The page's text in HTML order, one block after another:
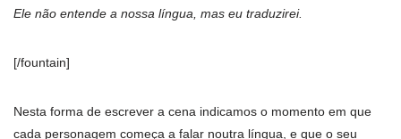
Ele não entende a nossa língua, mas eu traduzirei.
[/fountain]
Nesta forma de escrever a cena indicamos o momento em que
cada personagem começa a falar noutra língua, e que o seu